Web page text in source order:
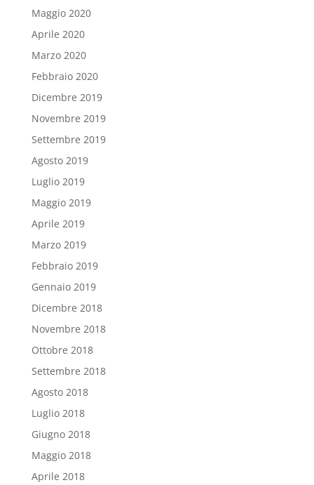
Maggio 2020
Aprile 2020
Marzo 2020
Febbraio 2020
Dicembre 2019
Novembre 2019
Settembre 2019
Agosto 2019
Luglio 2019
Maggio 2019
Aprile 2019
Marzo 2019
Febbraio 2019
Gennaio 2019
Dicembre 2018
Novembre 2018
Ottobre 2018
Settembre 2018
Agosto 2018
Luglio 2018
Giugno 2018
Maggio 2018
Aprile 2018